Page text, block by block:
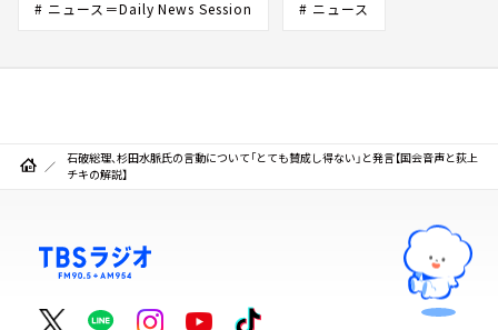
# ニュース＝Daily News Session # ニュース
石破総理、杉田水脈氏の言動について「とても賛成し得ない」と発言【国会音声と荻上
チキの解説】